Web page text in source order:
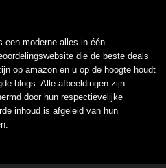
een moderne alles-in-één
die de beste deals
op amazon en u op de hoogte houdt
blogs. Alle afbeeldingen zijn
door hun respectievelijke
inhoud is afgeleid van hun